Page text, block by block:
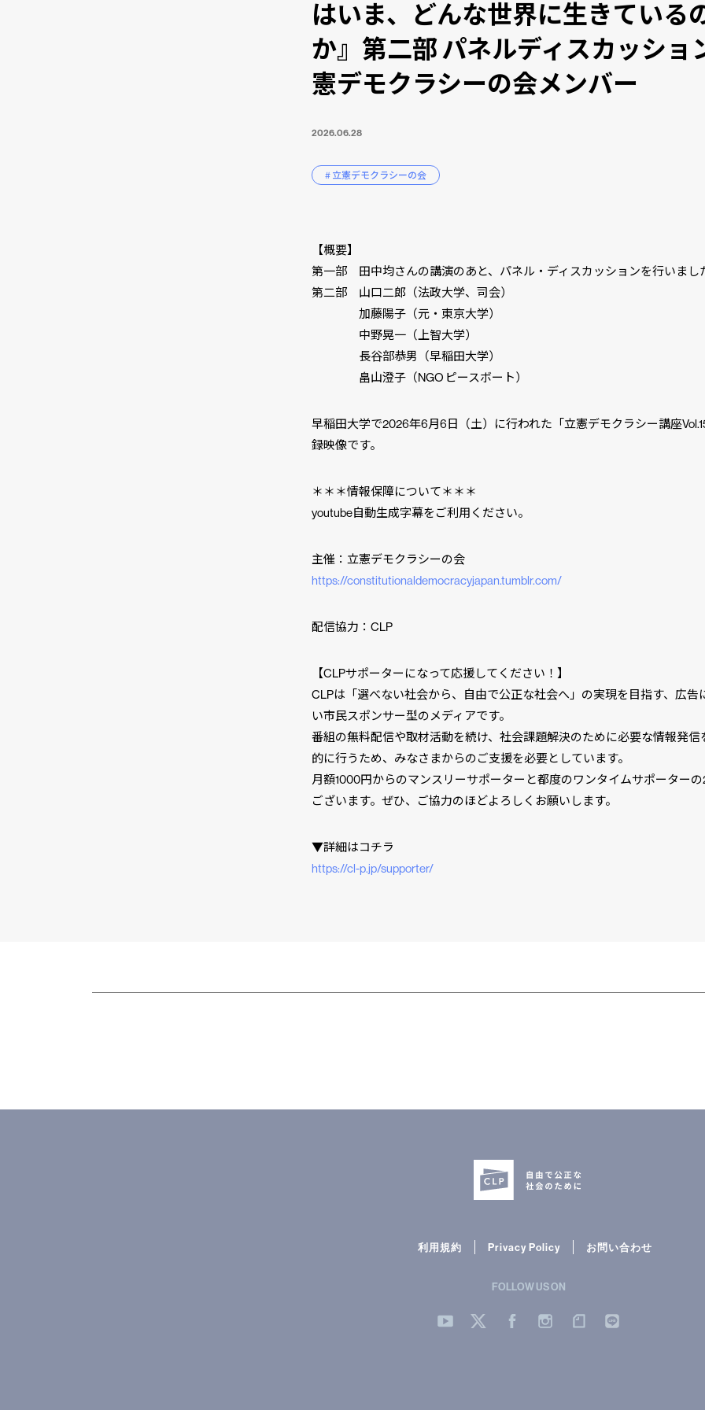
はいま、どんな世界に生きている
か』第二部 パネルディスカッショ
憲デモクラシーの会メンバー
2026.06.28
# 立憲デモクラシーの会
【概要】
第一部 田中均さんの講演のあと、パネル・ディスカッションを行いまし
第二部 山口二郎（法政大学、司会）
加藤陽子（元・東京大学）
中野晃一（上智大学）
長谷部恭男（早稲田大学）
畠山澄子（NGO ピースボート）
早稲田大学で2026年6月6日（土）に行われた「立憲デモクラシー講座
録映像です。
＊＊＊情報保障について＊＊＊
youtube自動生成字幕をご利用ください。
主催：立憲デモクラシーの会
https://constitutionaldemocracyjapan.tumblr.com/
配信協力：CLP
【CLPサポーターになって応援してください！】
CLPは「選べない社会から、自由で公正な社会へ」の実現を目指す、広告
い市民スポンサー型のメディアです。
番組の無料配信や取材活動を続け、社会課題解決のために必要な情報発信
的に行うため、みなさまからのご支援を必要としています。
月額1000円からのマンスリーサポーターと都度のワンタイムサポーター
ございます。ぜひ、ご協力のほどよろしくお願いします。
▼詳細はコチラ
https://cl-p.jp/supporter/
利用規約 Privacy Policy お問い合わせ
FOLLOW US ON